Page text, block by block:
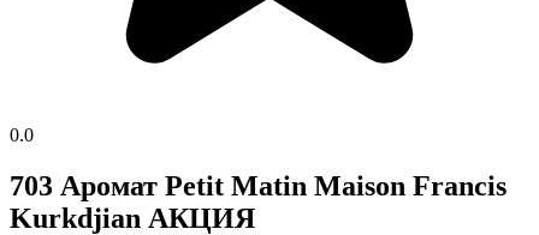
0.0
703 Аромат Petit Matin Maison Francis
Kurkdjian АКЦИЯ